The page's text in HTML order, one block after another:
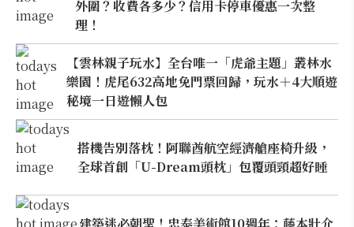
外圍？收費各多少？信用卡停車優惠一次整
理！
【雲林親子玩水】全台唯一「虎爺主題」叢林水
樂園！虎尾632高地免門票回歸，玩水＋4大順遊
秘境一日遊懶人包
搭機告別落枕！阿聯酋航空經濟艙座椅升級，
全球首創「U-Dream頭枕」包覆頭頸超好睡
建築迷必朝聖！忠泰美術館10週年：藤本壯介